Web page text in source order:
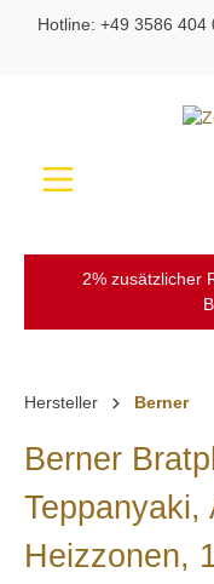
springen
Hotline: +49 3586 404
2% zusätzlicher
Hersteller Berner
Berner
Teppanyaki,
Heizzonen,